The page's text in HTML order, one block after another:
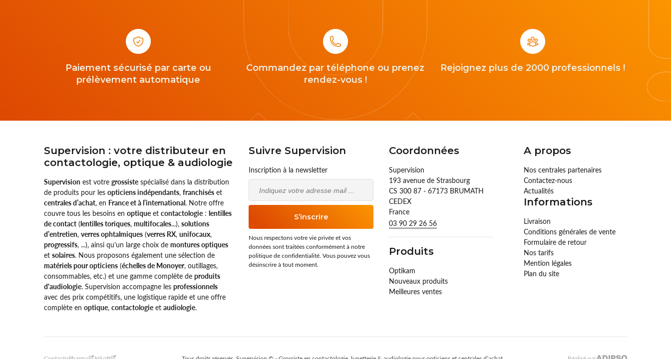
Paiement sécurisé par carte ou
prélèvement automatique
Commandez par téléphone ou prenez
rendez-vous !
Rejoignez plus de 2000 professionnels !
Supervision : votre distributeur en
contactologie, optique & audiologie
Supervision est votre grossiste spécialisé dans la distribution
de produits pour les opticiens indépendants, franchisés et
centrales d’achat, en France et à l’international. Notre offre
couvre tous les besoins en optique et contactologie : lentilles
de contact (lentilles toriques, multifocales...), solutions
d’entretien, verres ophtalmiques (verres RX, unifocaux,
progressifs, ...), ainsi qu’un large choix de montures optiques
et solaires. Nous proposons également une sélection de
matériels pour opticiens (échelles de Monoyer, outillages,
consommables, etc.) et une gamme complète de produits
d'audiologie. Supervision accompagne les professionnels
avec des prix compétitifs, une logistique rapide et une offre
complète en optique, contactologie et audiologie.
Suivre Supervision
Inscription à la newsletter
Email
S’inscrire
Nous respectons votre vie privée et vos
données sont traitées conformément à notre
politique de confidentialité. Vous pouvez vous
désinscrire à tout moment.
Coordonnées
Supervision
193 avenue de Strasbourg
CS 300 87 - 67173 BRUMATH
CEDEX
France
03 90 29 26 56
Produits
Optikam
Nouveaux produits
Meilleures ventes
A propos
Nos centrales partenaires
Contactez-nous
Actualités
Informations
Livraison
Conditions générales de vente
Formulaire de retour
Nos tarifs
Mention légales
Plan du site